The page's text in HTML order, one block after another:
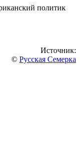
политик
Источник:
© Русская Семерка